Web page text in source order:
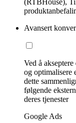
Avansert
Ved å
og optimalisere
dette
følgende
deres tjenester
Google Ads